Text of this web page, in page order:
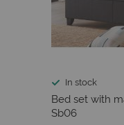
In stock
Bed set with
Sb06